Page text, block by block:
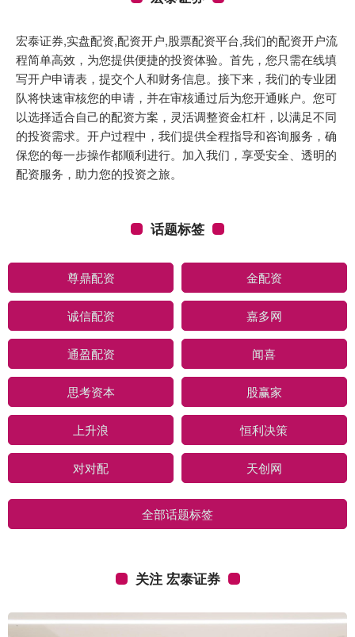
宏泰证券,实盘配资,配资开户,股票配资平台,我们的配资开户流
程简单高效，为您提供便捷的投资体验。首先，您只需在线填
写开户申请表，提交个人和财务信息。接下来，我们的专业团
队将快速审核您的申请，并在审核通过后为您开通账户。您可
以选择适合自己的配资方案，灵活调整资金杠杆，以满足不同
的投资需求。开户过程中，我们提供全程指导和咨询服务，确
保您的每一步操作都顺利进行。加入我们，享受安全、透明的
配资服务，助力您的投资之旅。
话题标签
尊鼎配资 金配资
诚信配资 嘉多网
通盈配资 闻喜
思考资本 股赢家
上升浪 恒利决策
对对配 天创网
全部话题标签
关注 宏泰证券